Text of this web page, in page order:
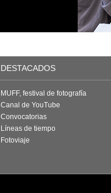
DESTACADOS
MUFF, festival de fotografía
Canal de YouTube
Convocatorias
Líneas de tiempo
Fotoviaje